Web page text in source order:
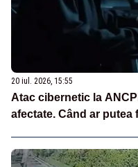
20 iul. 2026, 15:55
Atac cibernetic la
afectate. Când ar